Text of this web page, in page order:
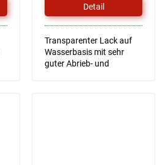
Detail
Transparenter Lack auf
Wasserbasis mit sehr
guter Abrieb- und